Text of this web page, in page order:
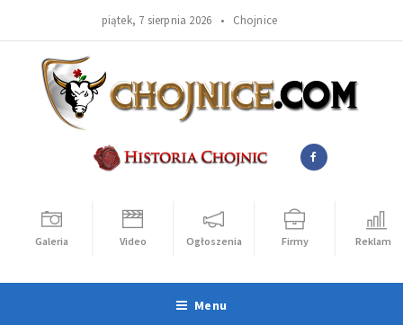
piątek, 7 sierpnia 2026 • Chojnice
Galeria Video Ogłoszenia Firmy Reklama
Menu